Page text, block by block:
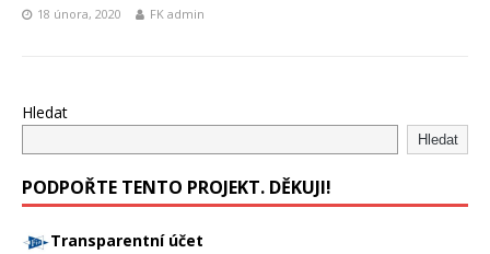
18 února, 2020 FK admin
Hledat
Hledat
PODPOŘTE TENTO PROJEKT. DĚKUJI!
Transparentní účet